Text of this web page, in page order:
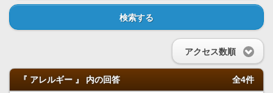
検索する
アクセス数順
『 アレルギー 』 内の回答 全4件